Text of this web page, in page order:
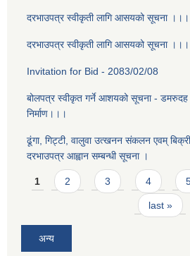
दरभाउपत्र स्वीकृती लागि आसयको सूचना ।।।
दरभाउपत्र स्वीकृती लागि आसयको सूचना ।।।
Invitation for Bid - 2083/02/08
बोलपत्र स्वीकृत गर्ने आशयको सूचना - डमरुदह
निर्माण।।।
ढूंगा, गिट्टी, वालुवा उत्खनन संकलन एवम्
दरभाउपत्र आह्वान सम्बन्धी सूचना ।
Pages
1 2 3 4
last »
अन्य